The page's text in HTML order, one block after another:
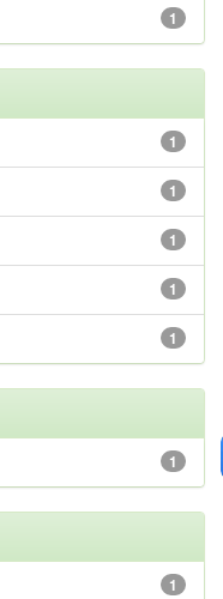
1
1
1
1
1
1
1
1